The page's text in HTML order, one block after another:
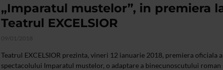
„Imparatul mustelor”, in premiera
Teatrul EXCELSIOR
09/01/2018
Teatrul EXCELSIOR prezinta, vineri 12 ianuarie 2018, premiera oficiala a
spectacolului Imparatul mustelor, o adaptare a binecunoscutului roman